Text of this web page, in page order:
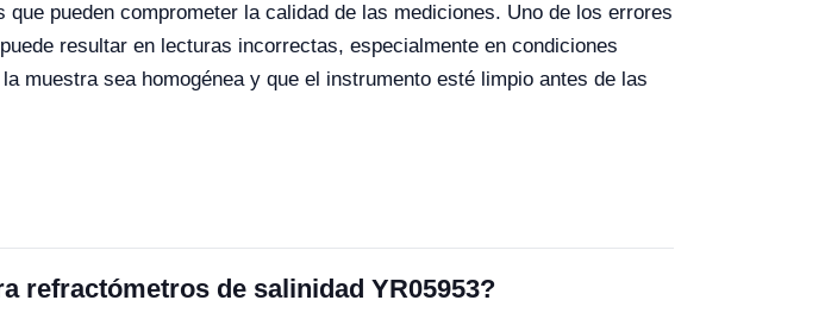
pueden comprometer la calidad de las mediciones. Uno de los errores
resultar en lecturas incorrectas, especialmente en condiciones
muestra sea homogénea y que el instrumento esté limpio antes de las
refractómetros de salinidad YR05953?